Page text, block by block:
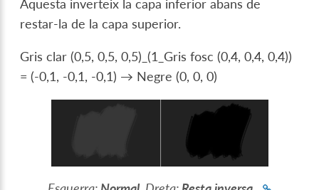
Aquesta inverteix la capa inferior abans de
restar-la de la capa superior.
Gris clar (0,5, 0,5, 0,5)_(1_Gris fosc (0,4, 0,4, 0,4))
= (-0,1, -0,1, -0,1) → Negre (0, 0, 0)